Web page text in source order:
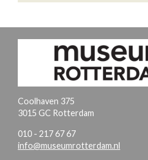
Coolhaven 375
3015 GC Rotterdam
010 - 217 67 67
info@museumrotterdam.nl